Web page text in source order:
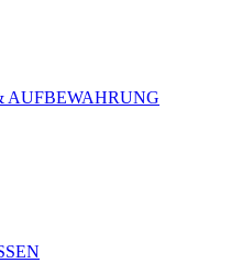
AUFBEWAHRUNG